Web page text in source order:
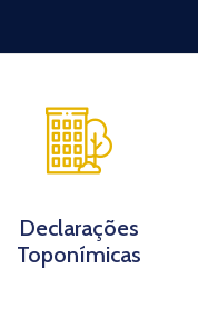
Notícias Turismo
Declarações
Toponímicas